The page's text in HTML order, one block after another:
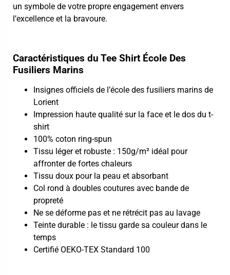
un symbole de votre propre engagement envers
l’excellence et la bravoure.
Caractéristiques du Tee Shirt École Des
Fusiliers Marins
Insignes officiels de l’école des fusiliers marins de
Lorient
Impression haute qualité sur la face et le dos du t-
shirt
100% coton ring-spun
Tissu léger et robuste : 150g/m² idéal pour
affronter de fortes chaleurs
Tissu doux pour la peau et absorbant
Col rond à doubles coutures avec bande de
propreté
Ne se déforme pas et ne rétrécit pas au lavage
Teinte durable : le tissu garde sa couleur dans le
temps
Certifié OEKO-TEX Standard 100